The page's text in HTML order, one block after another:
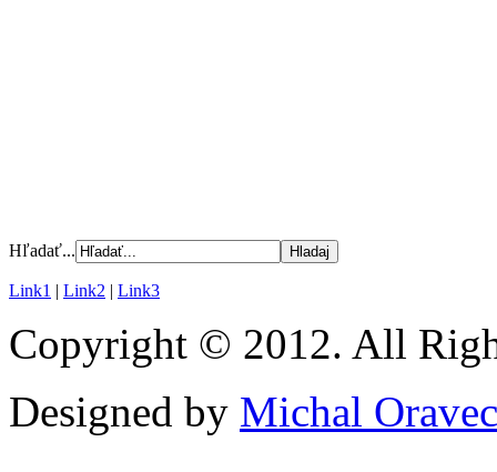
Hľadať...
Link1 | Link2 | Link3
Copyright © 2012. All
Designed by Michal Oravec